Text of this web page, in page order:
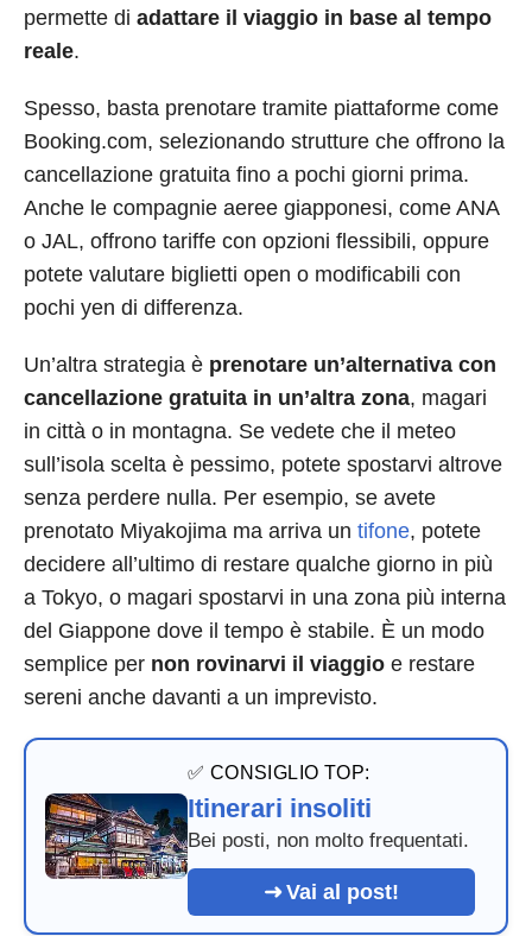
permette di adattare il viaggio in base al tempo
reale.
Spesso, basta prenotare tramite piattaforme come
Booking.com, selezionando strutture che offrono la
cancellazione gratuita fino a pochi giorni prima.
Anche le compagnie aeree giapponesi, come ANA
o JAL, offrono tariffe con opzioni flessibili, oppure
potete valutare biglietti open o modificabili con
pochi yen di differenza.
Un’altra strategia è prenotare un’alternativa con
cancellazione gratuita in un’altra zona, magari
in città o in montagna. Se vedete che il meteo
sull’isola scelta è pessimo, potete spostarvi altrove
senza perdere nulla. Per esempio, se avete
prenotato Miyakojima ma arriva un tifone, potete
decidere all’ultimo di restare qualche giorno in più
a Tokyo, o magari spostarvi in una zona più interna
del Giappone dove il tempo è stabile. È un modo
semplice per non rovinarvi il viaggio e restare
sereni anche davanti a un imprevisto.
✅ CONSIGLIO TOP:
Itinerari insoliti
Bei posti, non molto frequentati.
Vai al post!